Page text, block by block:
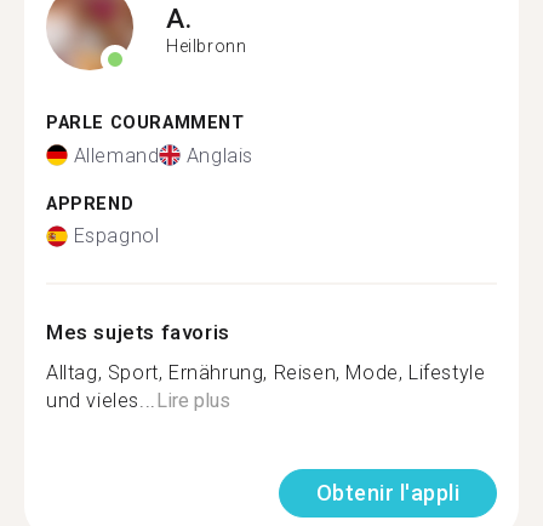
A.
Heilbronn
PARLE COURAMMENT
Allemand Anglais
APPREND
Espagnol
Mes sujets favoris
Alltag, Sport, Ernährung, Reisen, Mode, Lifestyle
und vieles...Lire plus
Obtenir l'appli